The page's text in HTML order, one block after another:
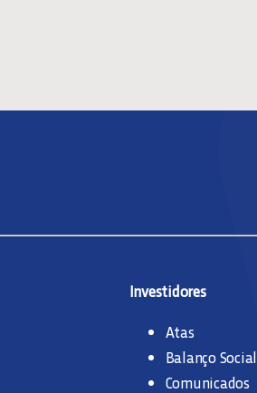
Investidores
Atas
Balanço Social
Comunicados